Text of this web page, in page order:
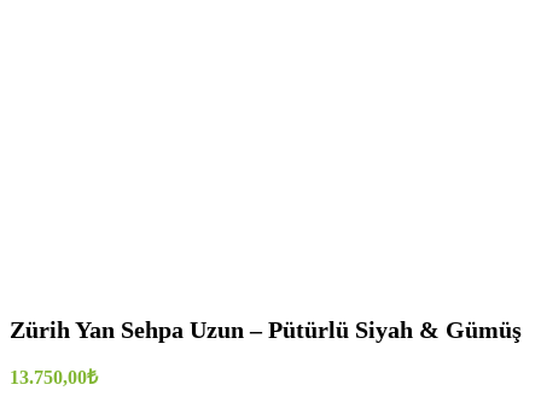
Zürih Yan Sehpa Uzun – Pütürlü Siyah & Gümüş
13.750,00₺